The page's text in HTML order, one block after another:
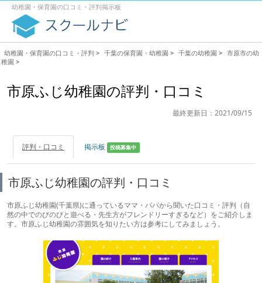
幼稚園・保育園の口コミ・評判掲示板
幼稚園・保育園の口コミ・評判 > 千葉の保育園・幼稚園 > 千葉の幼稚園 > 市原市の幼
稚園 >
市原ふじ幼稚園の評判・口コミ
最終更新日：2021/09/15
評判・口コミ 掲示板 投稿募集中
市原ふじ幼稚園の評判・口コミ
市原ふじ幼稚園(千葉県)に通っているママ・パパから聞いた口コミ・評判（自
然の中でのびのびと遊べる・先生方がフレンドリーすぎるなど）をご紹介しま
す。市原ふじ幼稚園の雰囲気を知りたい方は参考にしてみましょう。